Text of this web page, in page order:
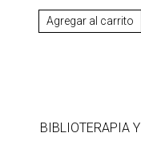
Agregar al carrito
BIBLIOTERAPIA Y